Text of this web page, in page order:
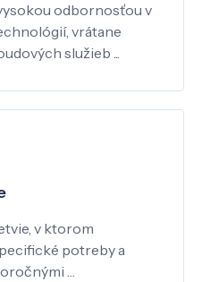
odbornosťou v
vrátane
služieb ...
v ktorom
potreby a
…